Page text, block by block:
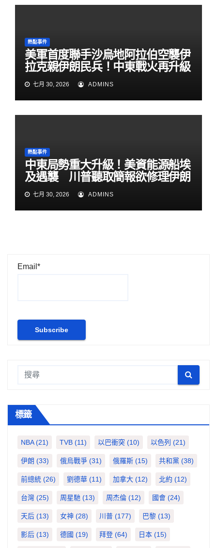
熱點事件
美軍首度聯手沙烏地阿拉伯空襲伊
拉克親伊朗民兵！中東戰火再升級
七月 30, 2026 ADMINS
熱點事件
中東局勢重大升級！美資能源船埃
及遇襲 川普聽取簡報欲修理伊朗
七月 30, 2026 ADMINS
Email*
標籤
NBA(21) TVB (11) 以巴衝突 (10) 以色列 (21)
伊朗 (33) 俄烏戰爭 (31) 俄羅斯 (15) 共和黨 (38)
前總統 (26) 劉德華 (11) 加拿大 (12) 北約 (12)
台灣 (25) 周星馳 (13) 周杰倫 (12) 國會 (24)
天后 (13) 女神 (28) 川普 (177) 巴黎 (13)
影后 (13) 德國 (19) 拜登 (64) 日本 (15)